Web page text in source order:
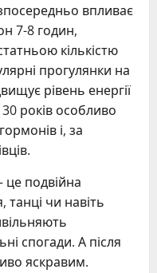
впливає
7-8 годин,
кількістю
прогулянки на
рівень енергії
30 років особливо
і, за
подвійна
танці чи навіть
спогади. А після
яскравим.